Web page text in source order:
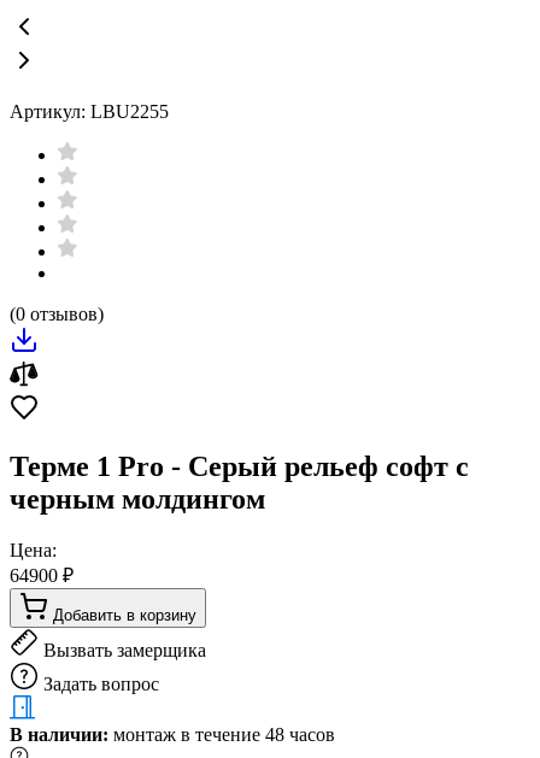
Артикул: LBU2255
(0 отзывов)
Терме 1 Pro - Серый рельеф софт с
черным молдингом
Цена:
64900 ₽
Добавить в корзину
Вызвать замерщика
Задать вопрос
В наличии: монтаж в течение 48 часов